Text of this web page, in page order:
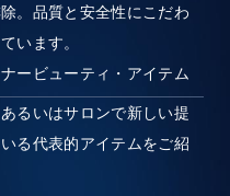
。品質と安全性にこだわ
います。
ービューティ・アイテム
るいはサロンで新しい提
る代表的アイテムをご紹